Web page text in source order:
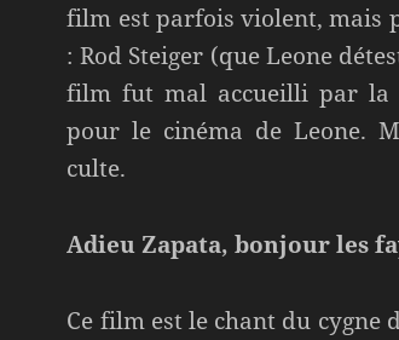
film est parfois violent, mais
: Rod Steiger (que Leone
film fut mal accueilli par la
pour le cinéma de Leone.
culte.
Adieu Zapata, bonjour les
Ce film est le chant du cygne